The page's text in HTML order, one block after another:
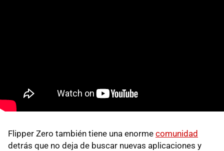
Flipper Zero también tiene una enorme comunidad
detrás que no deja de buscar nuevas aplicaciones y